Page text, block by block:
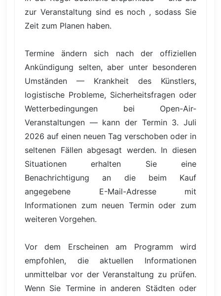
zur Veranstaltung sind es noch , sodass Sie
Zeit zum Planen haben.
Termine ändern sich nach der offiziellen
Ankündigung selten, aber unter besonderen
Umständen — Krankheit des Künstlers,
logistische Probleme, Sicherheitsfragen oder
Wetterbedingungen bei Open-Air-
Veranstaltungen — kann der Termin 3. Juli
2026 auf einen neuen Tag verschoben oder in
seltenen Fällen abgesagt werden. In diesen
Situationen erhalten Sie eine
Benachrichtigung an die beim Kauf
angegebene E-Mail-Adresse mit
Informationen zum neuen Termin oder zum
weiteren Vorgehen.
Vor dem Erscheinen am Programm wird
empfohlen, die aktuellen Informationen
unmittelbar vor der Veranstaltung zu prüfen.
Wenn Sie Termine in anderen Städten oder